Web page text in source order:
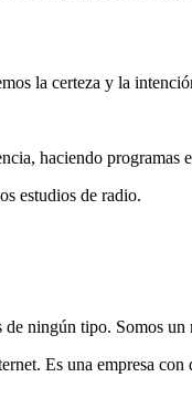
la certeza y la
haciendo programas
estudios de radio.
ningún tipo. Somos
Es una empresa